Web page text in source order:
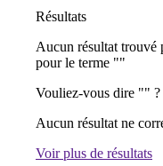
Résultats
Aucun résultat trouvé
pour le terme ""
Vouliez-vous dire "" ?
Aucun résultat ne
Voir plus de résultats